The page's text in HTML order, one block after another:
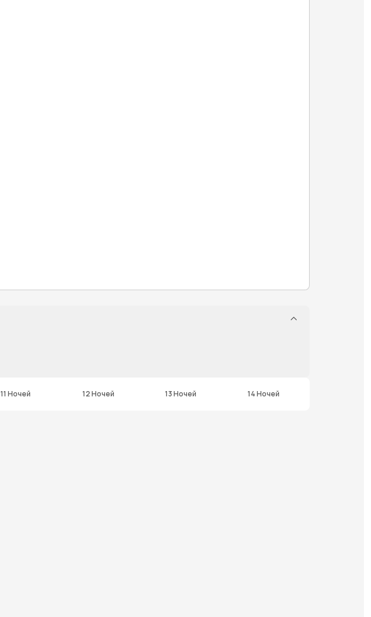
11 Ночей 12 Ночей 13 Ночей 14 Ночей